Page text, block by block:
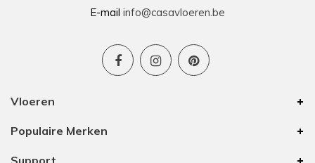
E-mail info@casavloeren.be
Vloeren
Populaire Merken
Support